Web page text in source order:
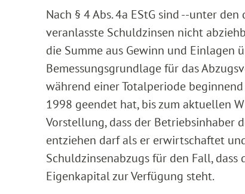
Nach § 4 Abs. 4a EStG sind --unter
veranlasste Schuldzinsen nicht
die Summe aus Gewinn und Einlagen
Bemessungsgrundlage für das
während einer Totalperiode
1998 geendet hat, bis zum aktuellen
Vorstellung, dass der
entziehen darf als er erwirtschaftet
Schuldzinsenabzugs für den Fall,
Eigenkapital zur Verfügung steht.